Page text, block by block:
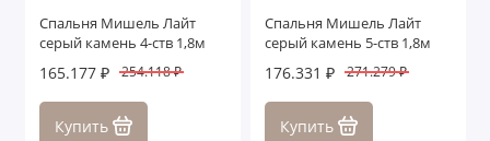
Спальня Мишель Лайт
серый камень 4-ств 1,8м
165.177 ₽ 254.118 ₽
Купить
Спальня Мишель Лайт
серый камень 5-ств 1,8м
176.331 ₽ 271.279 ₽
Купить